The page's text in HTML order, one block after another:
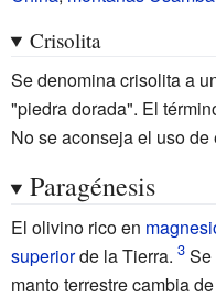
Crisolita
Se denomina crisolita a
"piedra dorada". El
No se aconseja el uso de
Paragénesis
El olivino rico en
superiorde la Tierra. Se
manto terrestre cambia